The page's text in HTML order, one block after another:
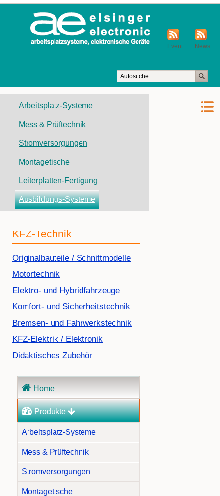
News
Event
überspringen
Arbeitsplatz-Systeme
Mess & Prüftechnik
Stromversorgungen
Montagetische
Leiterplatten-Fertigung
Ausbildungs-Systeme
KFZ-Technik
Navigation
überspringen
Originalbauteile / Schnittmodelle
Motortechnik
Elektro- und Hybridfahrzeuge
Komfort- und Sicherheitstechnik
Bremsen- und Fahrwerkstechnik
KFZ-Elektrik / Elektronik
Didaktisches Zubehör
überspringen
Home
Produkte
Arbeitsplatz-Systeme
Mess & Prüftechnik
Stromversorgungen
Montagetische